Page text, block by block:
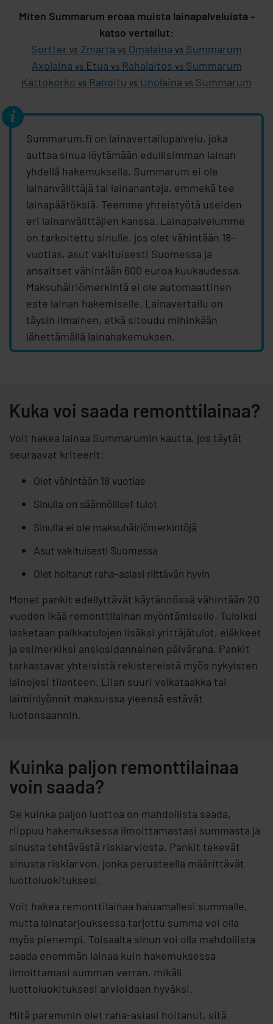
Miten Summarum eroaa muista lainapalveluista -
katso vertailut:
Sortter vs Zmarta vs Omalaina vs Summarum
Axolaina vsEtua vsRahalaitos vsSummarum
Kattokorko vs Rahoitu vs Unolaina vs Summarum
Summarum.fi on lainavertailupalvelu, joka
auttaa sinua löytämään edullisimman lainan
yhdellä hakemuksella. Summarum ei ole
lainanvälittäjä tai lainanantaja, emmekä tee
lainapäätöksiä. Teemme yhteistyötä useiden
eri lainanvälittäjien kanssa. Lainapalvelumme
on tarkoitettu sinulle, jos olet vähintään 18-
vuotias, asut vakituisesti Suomessa ja
ansaitset vähintään 600 euroa kuukaudessa.
Maksuhäiriömerkintä ei ole automaattinen
este lainan hakemiselle. Lainavertailu on
täysin ilmainen, etkä sitoudu mihinkään
lähettämällä lainahakemuksen.
Kuka voi saada remonttilainaa?
Voit hakea lainaa Summarumin kautta, jos täytät
seuraavat kriteerit:
Olet vähintään 18 vuotias
Sinulla on säännölliset tulot
Sinulla ei ole maksuhäiriömerkintöjä
Asut vakituisesti Suomessa
Olet hoitanut raha-asiasi riittävän hyvin
Monet pankit edellyttävät käytännössä vähintään 20
vuoden ikää remonttilainan myöntämiselle. Tuloiksi
lasketaan palkkatulojen lisäksi yrittäjätulot, eläkkeet
ja esimerkiksi ansiosidannainen päiväraha. Pankit
tarkastavat yhteisistä rekistereistä myös nykyisten
lainojesi tilanteen. Liian suuri velkataakka tai
laiminlyönnit maksuissa yleensä estävät
luotonsaannin.
Kuinka paljon remonttilainaa
voin saada?
Se kuinka paljon luottoa on mahdollista saada,
riippuu hakemuksessa ilmoittamastasi summasta ja
sinusta tehtävästä riskiarviosta. Pankit tekevät
sinusta riskiarvon, jonka perusteella määrittävät
luottoluokituksesi.
Voit hakea remonttilainaa haluamallesi summalle,
mutta lainatarjouksessa tarjottu summa voi olla
myös pienempi. Toisaalta sinun voi olla mahdollista
saada enemmän lainaa kuin hakemuksessa
ilmoittamasi summan verran, mikäli
luottoluokituksesi arvioidaan hyväksi.
Mitä paremmin olet raha-asiasi hoitanut, sitä